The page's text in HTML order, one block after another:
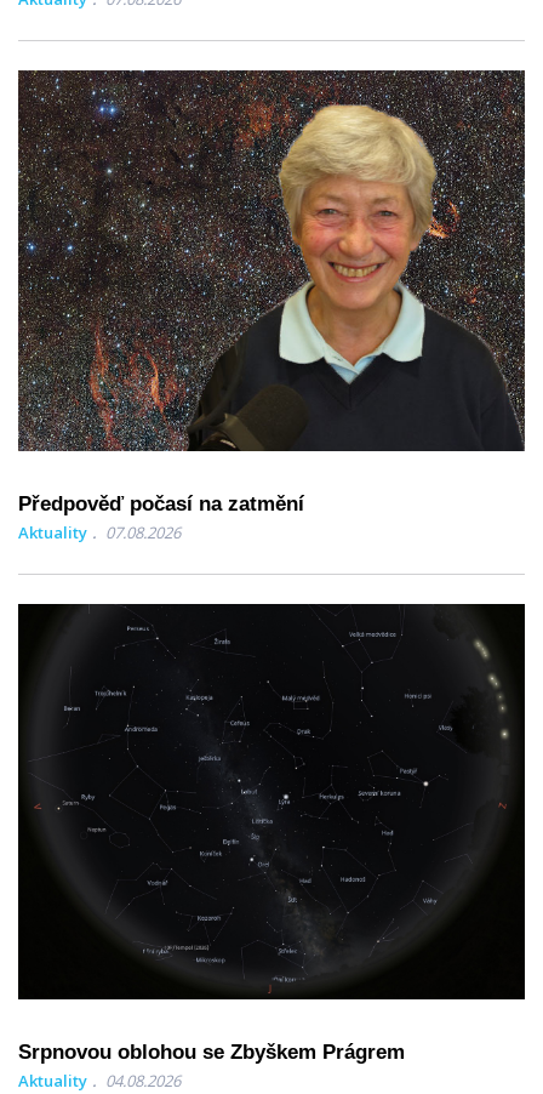
Předpověď počasí na zatmění
Aktuality 07.08.2026
Srpnovou oblohou se Zbyškem Prágrem
Aktuality 04.08.2026